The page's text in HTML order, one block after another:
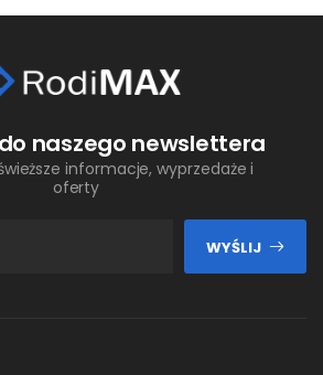
naszego newslettera
informacje, wyprzedaże i
oferty
WYŚLIJ